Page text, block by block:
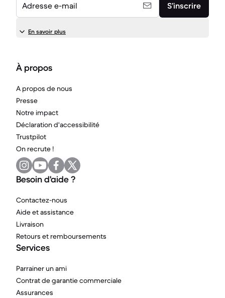
Adresse e-mail S’inscrire
En savoir plus
À propos
A propos de nous
Presse
Notre impact
Déclaration d'accessibilité
Trustpilot
On recrute !
Besoin d'aide ?
Contactez-nous
Aide et assistance
Livraison
Retours et remboursements
Services
Parrainer un ami
Contrat de garantie commerciale
Assurances